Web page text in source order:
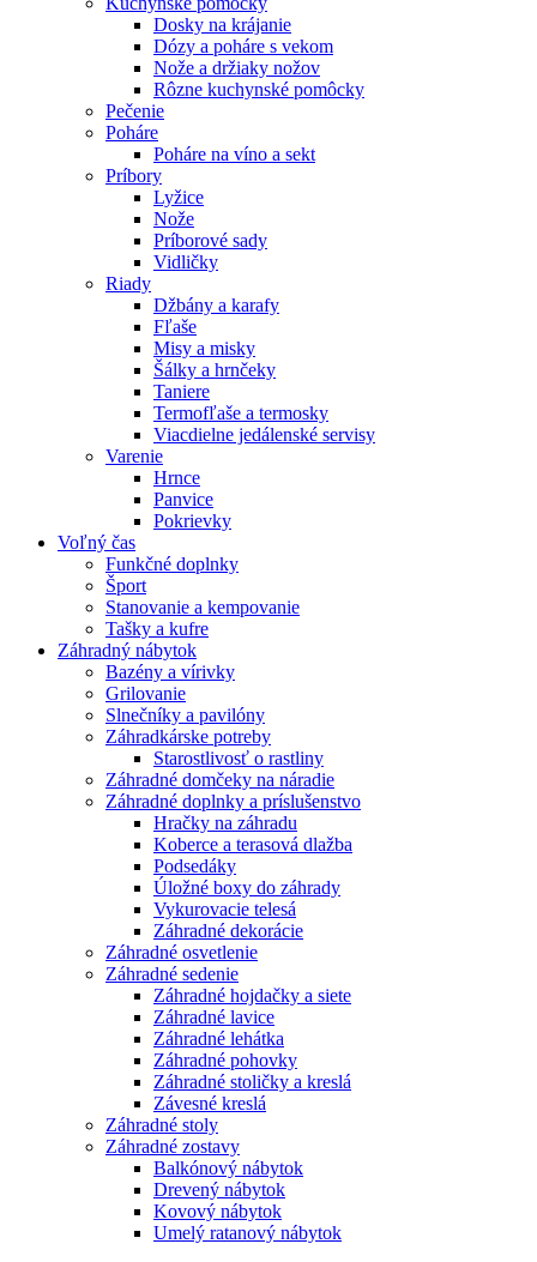
Dosky na krájanie
Dózy a poháre s vekom
Nože a držiaky nožov
Rôzne kuchynské pomôcky
Pečenie
Poháre
Poháre na víno a sekt
Príbory
Lyžice
Nože
Príborové sady
Vidličky
Riady
Džbány a karafy
Fľaše
Misy a misky
Šálky a hrnčeky
Taniere
Termofľaše a termosky
Viacdielne jedálenské servisy
Varenie
Hrnce
Panvice
Pokrievky
Voľný čas
Funkčné doplnky
Šport
Stanovanie a kempovanie
Tašky a kufre
Záhradný nábytok
Bazény a vírivky
Grilovanie
Slnečníky a pavilóny
Záhradkárske potreby
Starostlivosť o rastliny
Záhradné domčeky na náradie
Záhradné doplnky a príslušenstvo
Hračky na záhradu
Koberce a terasová dlažba
Podsedáky
Úložné boxy do záhrady
Vykurovacie telesá
Záhradné dekorácie
Záhradné osvetlenie
Záhradné sedenie
Záhradné hojdačky a siete
Záhradné lavice
Záhradné lehátka
Záhradné pohovky
Záhradné stoličky a kreslá
Závesné kreslá
Záhradné stoly
Záhradné zostavy
Balkónový nábytok
Drevený nábytok
Kovový nábytok
Umelý ratanový nábytok